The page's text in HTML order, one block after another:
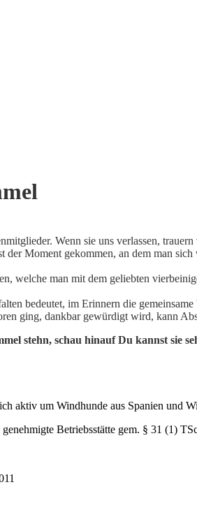
Wenn sie uns verlassen,
Moment gekommen, an dem man sich
welche man mit dem geliebten
bedeutet, im Erinnern die
ging, dankbar gewürdigt wird, kann
stehn, schau hinauf Du kannst sie
aktiv um Windhunde aus Spanien und
Betriebsstätte gem. § 31 (1)